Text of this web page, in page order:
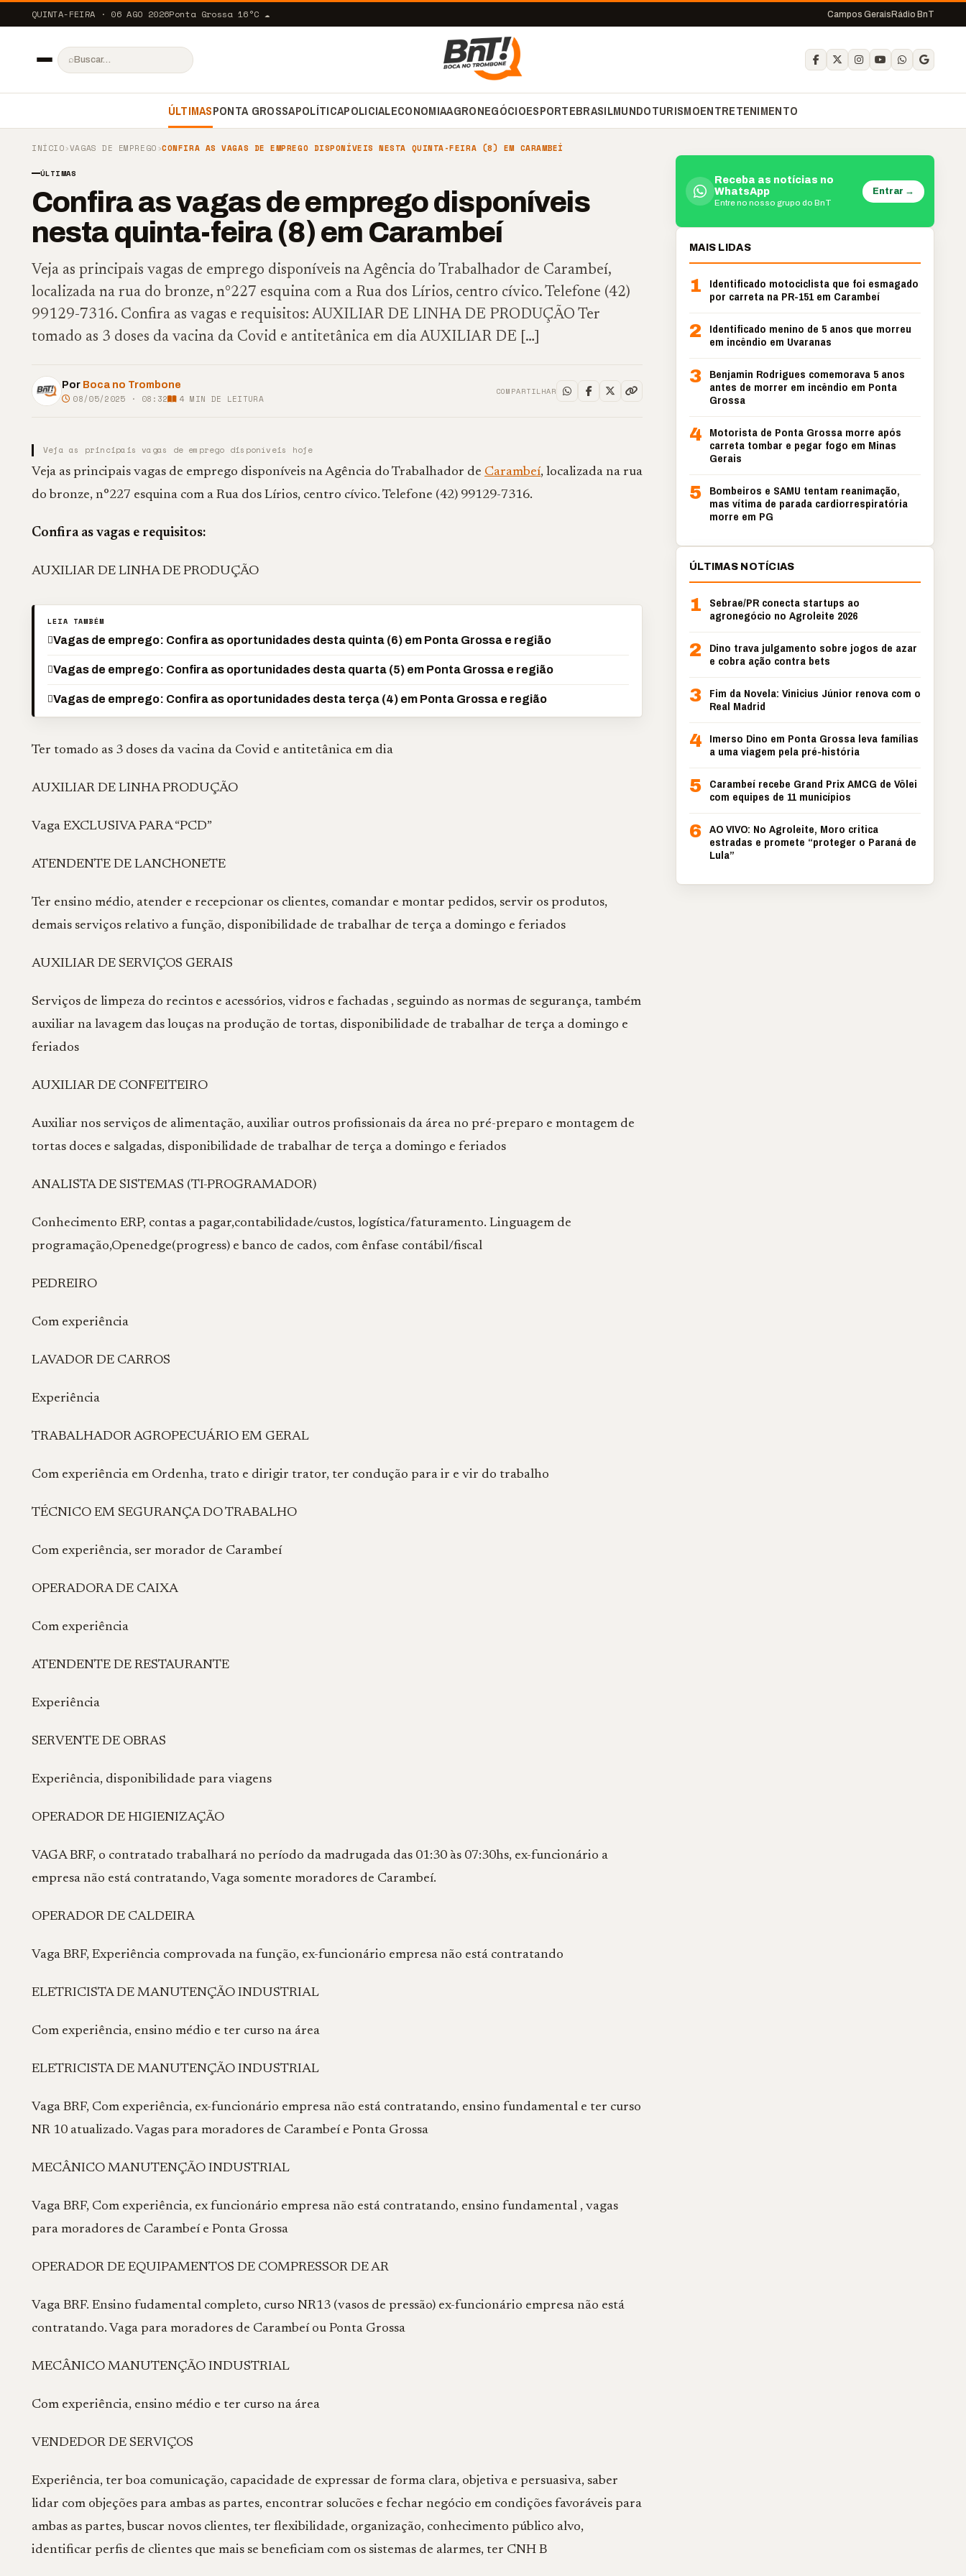
QUINTA-FEIRA · 06 AGO 2026Ponta Grossa16°C ☁️ Campos Gerais Rádio BnT
⌕
ÚLTIMASPONTA GROSSAPOLÍTICAPOLICIALECONOMIAAGRONEGÓCIOESPORTEBRASILMUNDOTURISMOENTRETENIMENTO
INÍCIO›VAGAS DE EMPREGO ›CONFIRA AS VAGAS DE EMPREGO DISPONÍVEIS NESTA QUINTA-FEIRA (8) EM CARAMBEÍ
ÚLTIMAS
Confira as vagas de emprego disponíveis
nesta quinta-feira (8) em Carambeí
Veja as principais vagas de emprego disponíveis na Agência do Trabalhador de Carambeí,
localizada na rua do bronze, n°227 esquina com a Rua dos Lírios, centro cívico. Telefone (42)
99129-7316. Confira as vagas e requisitos: AUXILIAR DE LINHA DE PRODUÇÃO Ter
tomado as 3 doses da vacina da Covid e antitetânica em dia AUXILIAR DE […]
Por Boca no Trombone
08/05/2025 · 08:32 4 MIN DE LEITURA
COMPARTILHAR
Veja as principais vagas de emprego disponíveis hoje
Veja as principais vagas de emprego disponíveis na Agência do Trabalhador de Carambeí, localizada na rua
do bronze, n°227 esquina com a Rua dos Lírios, centro cívico. Telefone (42) 99129-7316.
Confira as vagas e requisitos:
AUXILIAR DE LINHA DE PRODUÇÃO
LEIA TAMBÉM
Vagas de emprego: Confira as oportunidades desta quinta (6) em Ponta Grossa e região
Vagas de emprego: Confira as oportunidades desta quarta (5) em Ponta Grossa e região
Vagas de emprego: Confira as oportunidades desta terça (4) em Ponta Grossa e região
Ter tomado as 3 doses da vacina da Covid e antitetânica em dia
AUXILIAR DE LINHA PRODUÇÃO
Vaga EXCLUSIVA PARA “PCD”
ATENDENTE DE LANCHONETE
Ter ensino médio, atender e recepcionar os clientes, comandar e montar pedidos, servir os produtos,
demais serviços relativo a função, disponibilidade de trabalhar de terça a domingo e feriados
AUXILIAR DE SERVIÇOS GERAIS
Serviços de limpeza do recintos e acessórios, vidros e fachadas , seguindo as normas de segurança, também
auxiliar na lavagem das louças na produção de tortas, disponibilidade de trabalhar de terça a domingo e
feriados
AUXILIAR DE CONFEITEIRO
Auxiliar nos serviços de alimentação, auxiliar outros profissionais da área no pré-preparo e montagem de
tortas doces e salgadas, disponibilidade de trabalhar de terça a domingo e feriados
ANALISTA DE SISTEMAS (TI-PROGRAMADOR)
Conhecimento ERP, contas a pagar,contabilidade/custos, logística/faturamento. Linguagem de
programação,Openedge(progress) e banco de cados, com ênfase contábil/fiscal
PEDREIRO
Com experiência
LAVADOR DE CARROS
Experiência
TRABALHADOR AGROPECUÁRIO EM GERAL
Com experiência em Ordenha, trato e dirigir trator, ter condução para ir e vir do trabalho
TÉCNICO EM SEGURANÇA DO TRABALHO
Com experiência, ser morador de Carambeí
OPERADORA DE CAIXA
Com experiência
ATENDENTE DE RESTAURANTE
Experiência
SERVENTE DE OBRAS
Experiência, disponibilidade para viagens
OPERADOR DE HIGIENIZAÇÃO
VAGA BRF, o contratado trabalhará no período da madrugada das 01:30 às 07:30hs, ex-funcionário a
empresa não está contratando, Vaga somente moradores de Carambeí.
OPERADOR DE CALDEIRA
Vaga BRF, Experiência comprovada na função, ex-funcionário empresa não está contratando
ELETRICISTA DE MANUTENÇÃO INDUSTRIAL
Com experiência, ensino médio e ter curso na área
ELETRICISTA DE MANUTENÇÃO INDUSTRIAL
Vaga BRF, Com experiência, ex-funcionário empresa não está contratando, ensino fundamental e ter curso
NR 10 atualizado. Vagas para moradores de Carambeí e Ponta Grossa
MECÂNICO MANUTENÇÃO INDUSTRIAL
Vaga BRF, Com experiência, ex funcionário empresa não está contratando, ensino fundamental , vagas
para moradores de Carambeí e Ponta Grossa
OPERADOR DE EQUIPAMENTOS DE COMPRESSOR DE AR
Vaga BRF. Ensino fudamental completo, curso NR13 (vasos de pressão) ex-funcionário empresa não está
contratando. Vaga para moradores de Carambeí ou Ponta Grossa
MECÂNICO MANUTENÇÃO INDUSTRIAL
Com experiência, ensino médio e ter curso na área
VENDEDOR DE SERVIÇOS
Experiência, ter boa comunicação, capacidade de expressar de forma clara, objetiva e persuasiva, saber
lidar com objeções para ambas as partes, encontrar solucões e fechar negócio em condições favoráveis para
ambas as partes, buscar novos clientes, ter flexibilidade, organização, conhecimento público alvo,
identificar perfis de clientes que mais se beneficiam com os sistemas de alarmes, ter CNH B
Receba as notícias no
WhatsApp
Entre no nosso grupo do BnT
Entrar →
MAIS LIDAS
1
Identificado motociclista que foi esmagado
por carreta na PR-151 em Carambeí
2
Identificado menino de 5 anos que morreu
em incêndio em Uvaranas
3 Benjamin Rodrigues comemorava 5 anos
antes de morrer em incêndio em Ponta
Grossa
4 Motorista de Ponta Grossa morre após
carreta tombar e pegar fogo em Minas
Gerais
5 Bombeiros e SAMU tentam reanimação,
mas vítima de parada cardiorrespiratória
morre em PG
ÚLTIMAS NOTÍCIAS
1
Sebrae/PR conecta startups ao
agronegócio no Agroleite 2026
2
Dino trava julgamento sobre jogos de azar
e cobra ação contra bets
3 Fim da Novela: Vinicius Júnior renova com o
Real Madrid
4 Imerso Dino em Ponta Grossa leva famílias
a uma viagem pela pré-história
5 Carambeí recebe Grand Prix AMCG de Vôlei
com equipes de 11 municípios
6 AO VIVO: No Agroleite, Moro critica
estradas e promete “proteger o Paraná de
Lula”